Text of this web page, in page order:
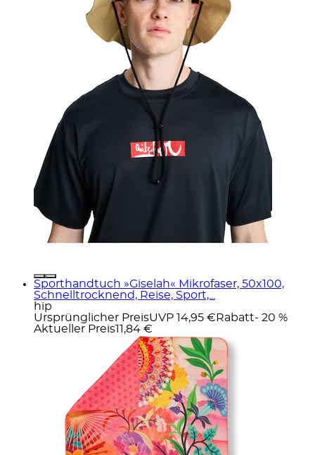
Sporthandtuch »Giselah« Mikrofaser, 50x100,
Schnelltrocknend, Reise, Sport,...
hip
Ursprünglicher PreisUVP 14,95 € Rabatt- 20 %
Aktueller Preis11,84 €